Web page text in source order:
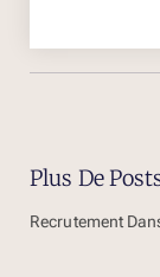
Plus De
Recrutement